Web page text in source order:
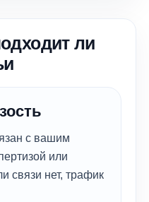
ли
с вашим
или
связи нет, трафик